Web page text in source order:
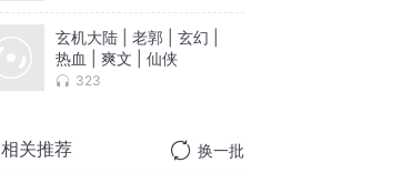
玄机大陆 | 老郭 | 玄幻 |
热血 | 爽文 | 仙侠
323
相关推荐 换一批